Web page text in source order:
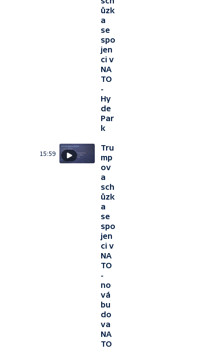
ůzk
a
se
spo
jen
ci v
NA
TO
-
Hy
de
Par
k
15:59
Tru
mp
ov
a
sch
ůzk
a
se
spo
jen
ci v
NA
TO
-
no
vá
bu
do
va
NA
TO